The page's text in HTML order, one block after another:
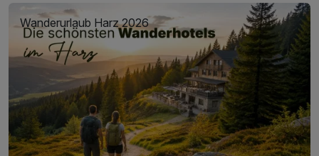
der Umgebung empfehlen sich sowohl der 3.312m hohe
Piz Buin an der Grenze zur Schweiz sowie das mondäne
Wintersportparadies Davos im Nachbarland. Mit dem Auto
benötigst Du weniger als 1h, bis Du im westlich gelegenen
Liechtenstein, einem der weltweit kleinsten Länder, bist. Vor
allem die Hauptstadt Vaduz bietet Dir mit dem Schloss der
Fürstenfamilie, der Kathedrale St. Florin und dem
Kunstmuseum gleich eine Vielzahl an Attraktionen.
Wanderurlaub Harz 2026